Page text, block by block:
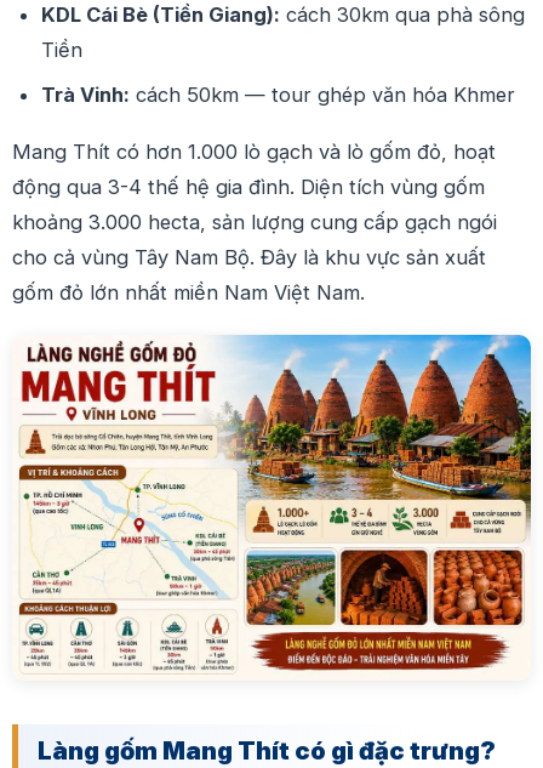
KDL Cái Bè (Tiền Giang): cách 30km qua phà sông
Tiền
Trà Vinh: cách 50km — tour ghép văn hóa Khmer
Mang Thít có hơn 1.000 lò gạch và lò gốm đỏ, hoạt
động qua 3-4 thế hệ gia đình. Diện tích vùng gốm
khoảng 3.000 hecta, sản lượng cung cấp gạch ngói
cho cả vùng Tây Nam Bộ. Đây là khu vực sản xuất
gốm đỏ lớn nhất miền Nam Việt Nam.
Làng gốm Mang Thít có gì đặc trưng?